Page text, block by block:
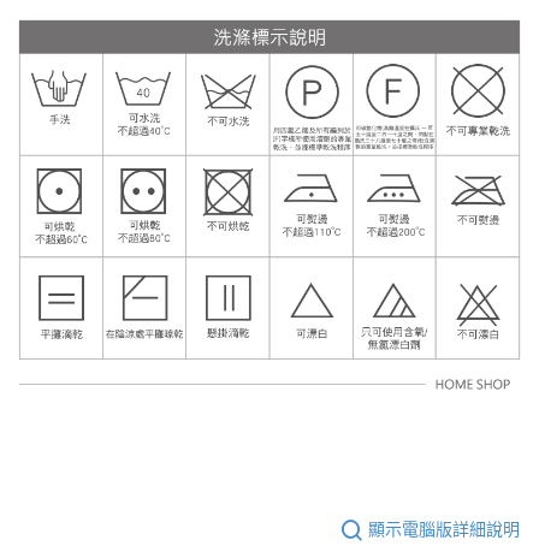
顯示電腦版詳細說明